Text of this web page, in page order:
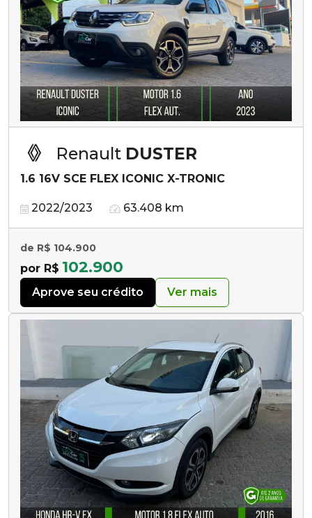
Renault DUSTER
1.6 16V SCE FLEX ICONIC X-TRONIC
2022/2023 63.408 km
de R$ 104.900
por R$ 102.900
Aprove seu crédito Ver mais